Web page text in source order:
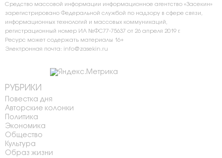
Средство массовой информации информационное агентство «Засекин»
зарегистрировано Федеральной службой по надзору в сфере связи,
информационных технологий и массовых коммуникаций,
регистрационный номер ИА №ФС77-75637 от 26 апреля 2019 г.
Ресурс может содержать материалы 16+
Электронная почта: info@zasekin.ru
РУБРИКИ
Повестка дня
Авторские колонки
Политика
Экономика
Общество
Культура
Образ жизни